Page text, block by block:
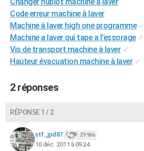
LIFESTYLE
Art de vivre
Bien-être
Loisirs
ModeModes de vie
SANTE
Alimentation
Guide de la santé
Maladies
Médicaments
Sommeil
Destinations
City break
Voyage nature
Voyage de noces
Forum
Climat
PHOTO
GUIDES D'ACHAT
Carte de Noël
Carte Bonne année
Carte Saint-Valentin
Carte Pâques
Carte d'anniversaire
DICTIONNAIRE
Code erreur machine à laver
Machine à laver high one programme ✓
Machine a laver qui tape a l'essorage ✓
Vis de transport machine à laver ✓
Hauteur évacuation machine à laver ✓
2 réponses
RÉPONSE 1 / 2
stf_jpd87 29 966
10 déc. 2011 à 09:24